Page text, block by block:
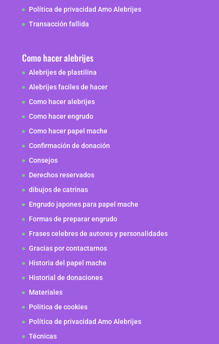
Política de privacidad Amo Alebrijes
Transacción fallida
Como hacer alebrijes
Alebrijes de plastilina
Alebrijes faciles de hacer
Como hacer alebrijes
Como hacer engrudo
Como hacer papel mache
Confirmación de donación
Consejos
Derechos reservados
dibujos de catrinas
Engrudo japones para papel mache
Formas de preparar engrudo
Frases celebres de autores y personalidades
Gracias por contactarnos
Historia del papel mache
Historial de donaciones
Materiales
Politica de cookies
Política de privacidad Amo Alebrijes
Técnicas